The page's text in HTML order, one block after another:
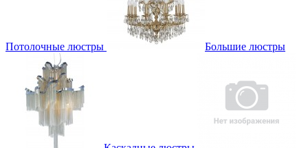
Потолочные люстры Большие люстры